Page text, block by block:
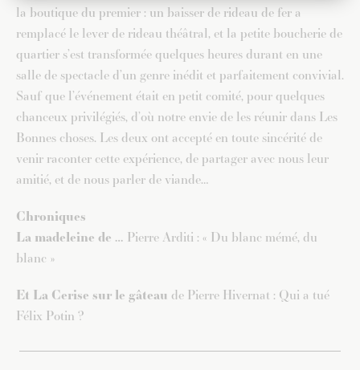
la boutique du premier : un baisser de rideau de fer a
remplacé le lever de rideau théâtral, et la petite boucherie de
quartier s’est transformée quelques heures durant en une
salle de spectacle d’un genre inédit et parfaitement convivial.
Sauf que l’événement était en petit comité, pour quelques
chanceux privilégiés, d’où notre envie de les réunir dans Les
Bonnes choses. Les deux ont accepté en toute sincérité de
venir raconter cette expérience, de partager avec nous leur
amitié, et de nous parler de viande…
Chroniques
La madeleine de … Pierre Arditi : « Du blanc mémé, du
blanc »
Et La Cerise sur le gâteau de Pierre Hivernat : Qui a tué
Félix Potin ?